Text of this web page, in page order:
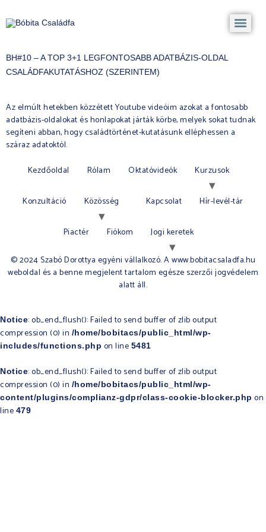
BH#10 – A TOP 3+1 LEGFONTOSABB ADATBÁZIS-OLDAL
CSALÁDFAKUTATÁSHOZ (SZERINTEM)
Az elmúlt hetekben közzétett Youtube videóim azokat a fontosabb
adatbázis-oldalokat és honlapokat járták körbe, melyek sokat tudnak
segíteni abban, hogy családtörténet-kutatásunk elléphessen a
száraz adatoktól.
Kezdőoldal
Rólam Oktatóvideók Kurzusok
Konzultáció Közösség Kapcsolat Hír-levél-tár
Piactér Fiókom Jogi keretek
© 2024 Szabó Dorottya egyéni vállalkozó. A www.bobitacsaladfa.hu
weboldal és a benne megjelent tartalom egésze szerzői jogvédelem
alatt áll.​
Notice: ob_end_flush(): Failed to send buffer of zlib output
compression (0) in /home/bobitacs/public_html/wp-
includes/functions.php on line 5481
Notice: ob_end_flush(): Failed to send buffer of zlib output
compression (0) in /home/bobitacs/public_html/wp-
content/plugins/complianz-gdpr/class-cookie-blocker.php on
line 479